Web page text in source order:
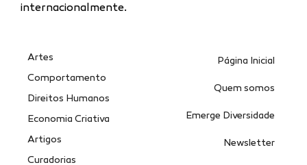
internacionalmente.
Artes
Comportamento
Direitos Humanos
Economia Criativa
Artigos
Curadorias
Página Inicial
Quem somos
Emerge Diversidade
Newsletter